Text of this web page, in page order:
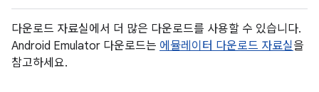
다운로드 자료실에서 더 많은 다운로드를 사용할 수 있습니다.
Android Emulator 다운로드는 에뮬레이터 다운로드 자료실을
참고하세요.